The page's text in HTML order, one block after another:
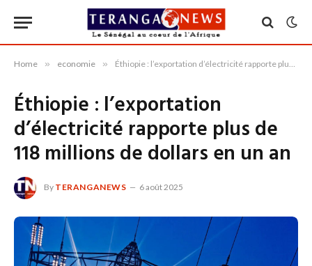
Home » economie » Éthiopie : l’exportation d’électricité rapporte plus de 118 millions de dollars en un an
Éthiopie : l’exportation
d’électricité rapporte plus de
118 millions de dollars en un an
By TERANGANEWS 6 août 2025